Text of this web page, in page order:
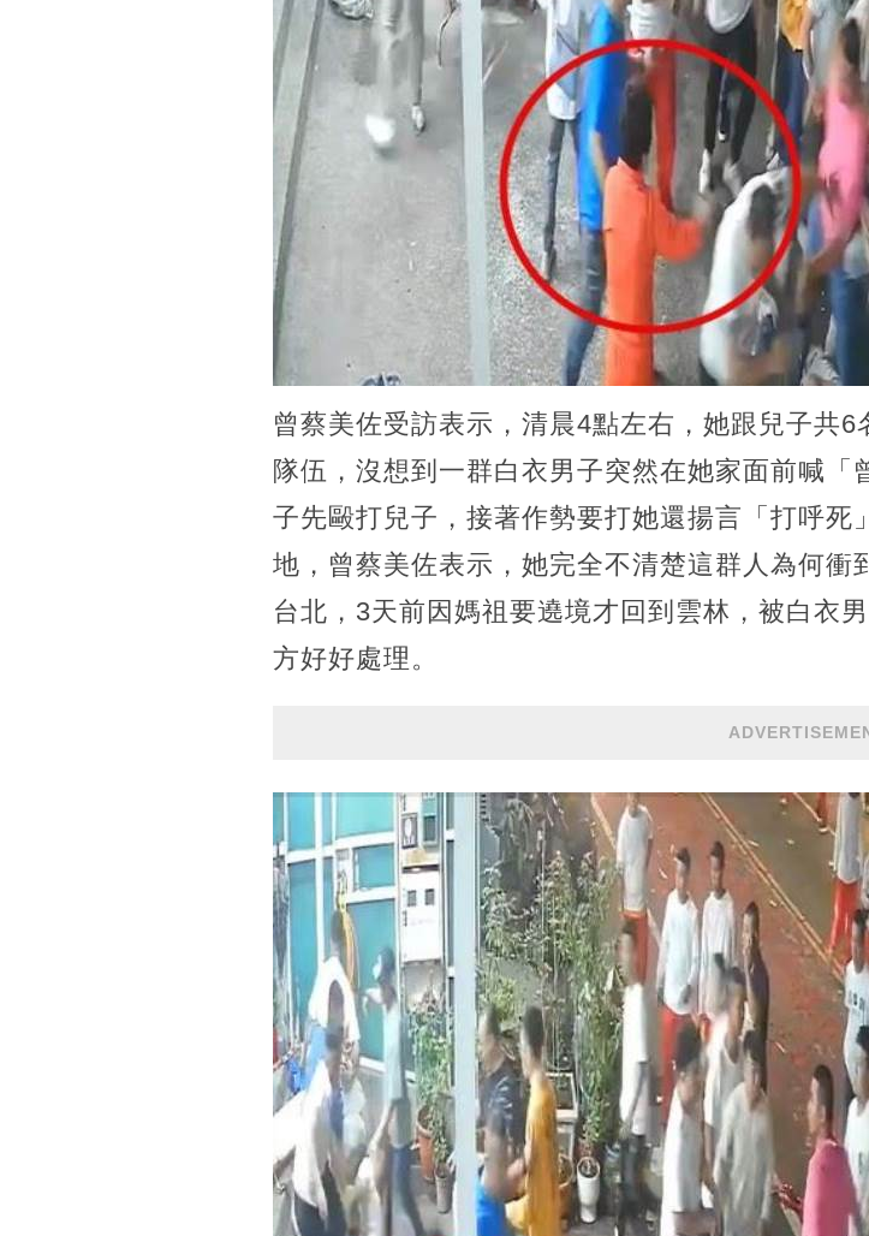
曾蔡美佐受訪表示，清晨4點左右，她跟兒子共
隊伍，沒想到一群白衣男子突然在她家面前喊「
子先毆打兒子，接著作勢要打她還揚言「打呼死
地，曾蔡美佐表示，她完全不清楚這群人為何衝
台北，3天前因媽祖要遶境才回到雲林，被白衣
方好好處理。